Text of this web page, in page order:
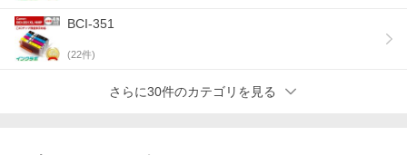
BCI-351
(22件)
さらに30件のカテゴリを見る